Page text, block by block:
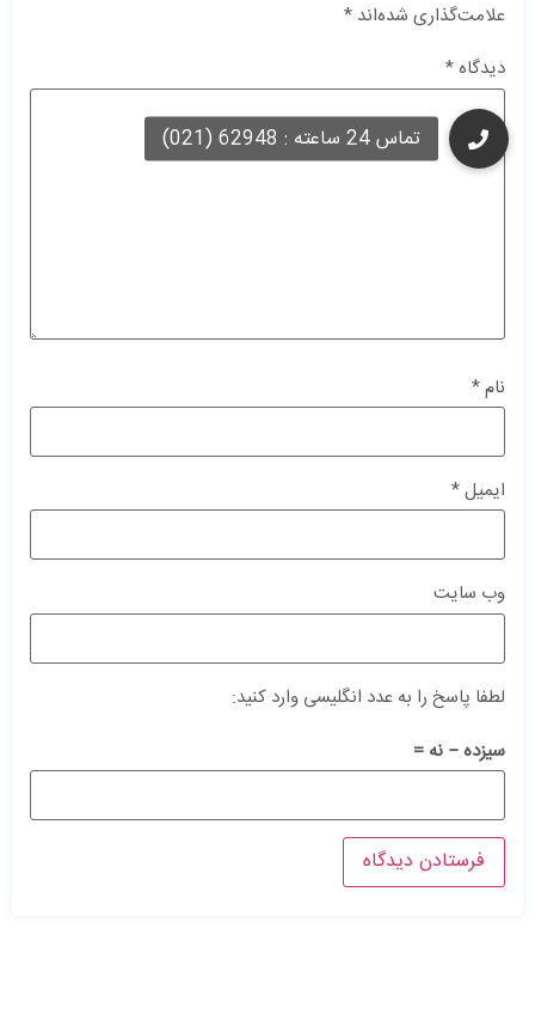
علامت‌گذاری شده‌اند *
دیدگاه*
نام*
ایمیل*
وب‌ سایت
لطفا پاسخ را به عدد انگلیسی وارد کنید:
سیزده − نه =